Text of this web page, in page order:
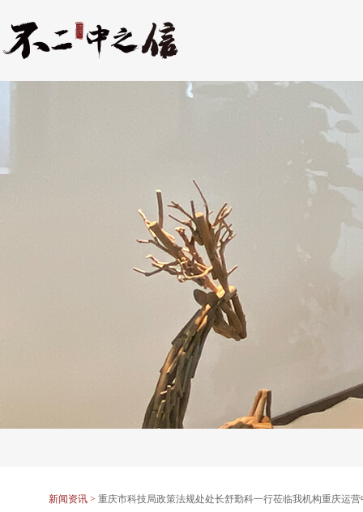
新闻资讯 > 重庆市科技局政策法规处处长舒勤科一行莅临我机构重庆运